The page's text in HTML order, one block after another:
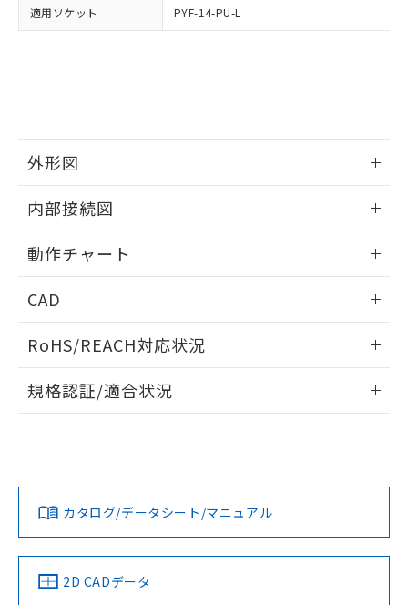
適用ソケット PYF-14-PU-L
外形図
外形図
内部接続図
内部接続図
動作チャート
動作チャート
CAD
ドすることができます。
ログイン/会員登録
ダウンロードデータをご利用いただく前に、以下を必ずお読
みください。
ソフトウェアの使用条件
RoHS/REACH対応状況
EU RoHS 注意事項・凡例
対応済み
中国 RoHS 注意事項・凡例
規格認証/適合状況
LR型式承認
（イギリス
船舶規格）
DNV型式承認
（ノルウェー
BV型式承認
（フランス
KR型式
（韓国
カタログ/データシート/マニュアル
2D CADデータ
マイパーツ機能（部品リスト作成サー
をご了承ください。
※当社の共同利用者とは、
の共同利用に関して"
の「1.共同利
用者の範囲」に記載されている法人を
部品在庫の切り替え状況などにより、予定
月が前後することがあります。
下記の非含有証明書をダウンロードするこ
とができます。
EU RoHS指令（10物質）の非含有証明書
51物質の非含有証明書（当社基準）
るもので、過去に遡って非含有を証明する
ものではありません。
物質の対応では、対応完了までの期間は出
荷製品に未対応品が混在することから備考
欄に対応日を記載しておりました。
していることから、特段のことがない限
り、2022年1月12日より割愛しておりま
「10」：通常の使用状況下において有害物
質が外部に漏えいし、環境に深刻な影響を
販売先および販売に係わる関係者が違
法に輸出するおそれがある場合は、取
空
受注生産機種、また在庫状況の